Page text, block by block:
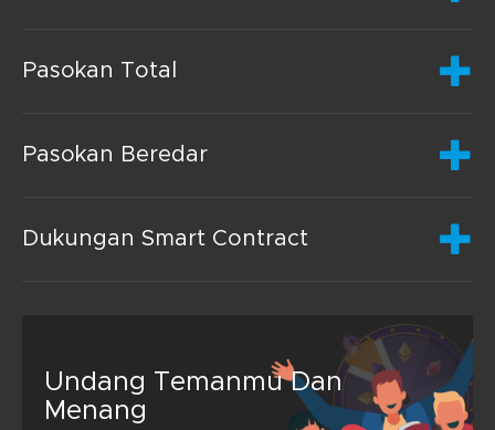
Pasokan Total
Pasokan Beredar
Dukungan Smart Contract
Undang Temanmu Dan
Menang